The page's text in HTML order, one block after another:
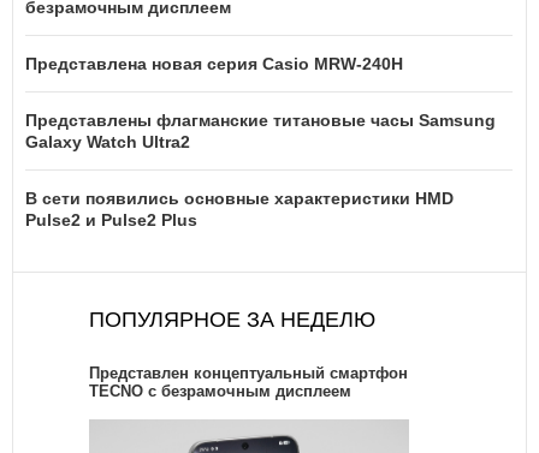
безрамочным дисплеем
Представлена новая серия Casio MRW-240H
Представлены флагманские титановые часы Samsung
Galaxy Watch Ultra2
В сети появились основные характеристики HMD
Pulse2 и Pulse2 Plus
ПОПУЛЯРНОЕ ЗА НЕДЕЛЮ
Представлен концептуальный смартфон
TECNO с безрамочным дисплеем